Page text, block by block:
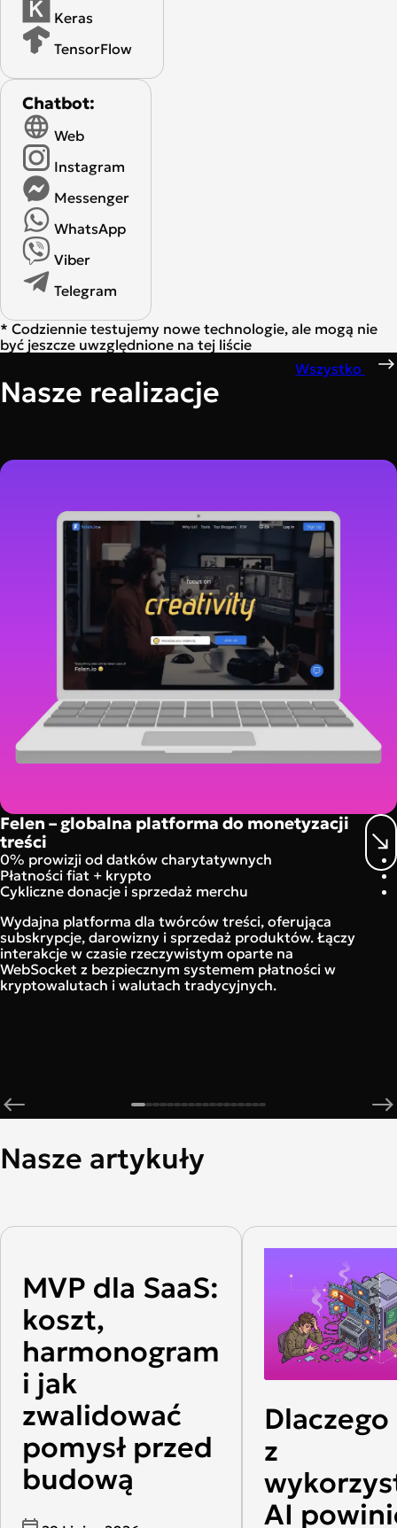
Keras
TensorFlow
Chatbot:
Web
Instagram
Messenger
WhatsApp
Viber
Telegram
* Codziennie testujemy nowe technologie, ale mogą nie
być jeszcze uwzględnione na tej liście
Nasze realizacje
Wszystko
Felen – globalna platforma do monetyzacji
treści
0% prowizji od datków charytatywnych
Płatności fiat + krypto
Cykliczne donacje i sprzedaż merchu
Wydajna platforma dla twórców treści, oferująca
subskrypcje, darowizny i sprzedaż produktów. Łączy
interakcje w czasie rzeczywistym oparte na
WebSocket z bezpiecznym systemem płatności w
kryptowalutach i walutach tradycyjnych.
Nasze artykuły
MVP dla SaaS:
koszt,
harmonogram
i jak
zwalidować
pomysł przed
budową
z
AI